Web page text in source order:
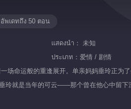
พเดทถึง 50 ตอน
แสดงนำ： 未知
ประเภท： 爱情 / 剧情
场命运般的重逢展开。单亲妈妈垂玲正为
玲就是当年的可云——那个曾在他心中留